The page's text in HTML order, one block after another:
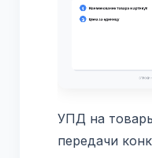
УПД на
передачи